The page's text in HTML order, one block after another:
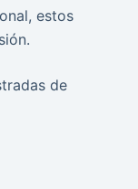
estos
de